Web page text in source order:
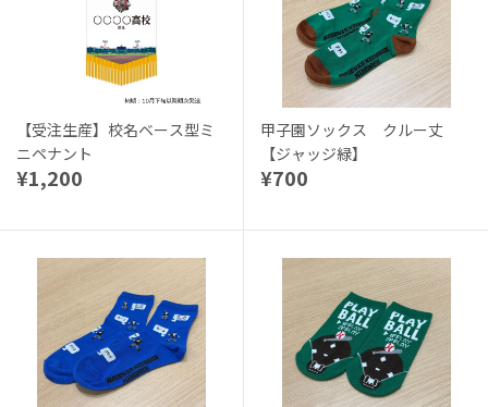
【受注生産】校名ベース型ミ
ニペナント
¥1,200
甲子園ソックス クルー丈
【ジャッジ緑】
¥700